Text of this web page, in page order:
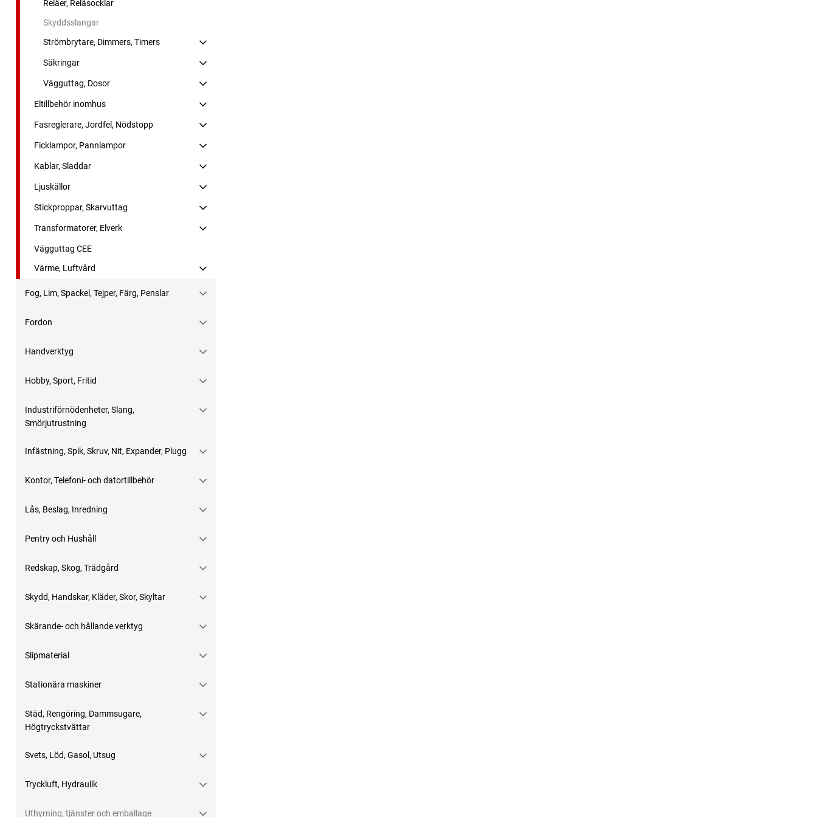
Reläer, Reläsocklar
Skyddsslangar
Strömbrytare, Dimmers, Timers
Säkringar
Vägguttag, Dosor
Eltillbehör inomhus
Fasreglerare, Jordfel, Nödstopp
Ficklampor, Pannlampor
Kablar, Sladdar
Ljuskällor
Stickproppar, Skarvuttag
Transformatorer, Elverk
Vägguttag CEE
Värme, Luftvård
Fog, Lim, Spackel, Tejper, Färg, Penslar
Fordon
Handverktyg
Hobby, Sport, Fritid
Industriförnödenheter, Slang,
Smörjutrustning
Infästning, Spik, Skruv, Nit, Expander, Plugg
Kontor, Telefoni- och datortillbehör
Lås, Beslag, Inredning
Pentry och Hushåll
Redskap, Skog, Trädgård
Skydd, Handskar, Kläder, Skor, Skyltar
Skärande- och hållande verktyg
Slipmaterial
Stationära maskiner
Städ, Rengöring, Dammsugare,
Högtryckstvättar
Svets, Löd, Gasol, Utsug
Tryckluft, Hydraulik
Uthyrning, tjänster och emballage